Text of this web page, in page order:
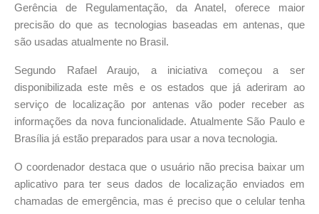
Gerência de Regulamentação, da Anatel, oferece maior
precisão do que as tecnologias baseadas em antenas, que
são usadas atualmente no Brasil.
Segundo Rafael Araujo, a iniciativa começou a ser
disponibilizada este mês e os estados que já aderiram ao
serviço de localização por antenas vão poder receber as
informações da nova funcionalidade. Atualmente São Paulo e
Brasília já estão preparados para usar a nova tecnologia.
O coordenador destaca que o usuário não precisa baixar um
aplicativo para ter seus dados de localização enviados em
chamadas de emergência, mas é preciso que o celular tenha